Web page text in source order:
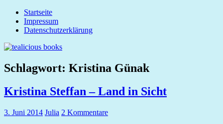
Zum
Inhalt
springen
tealicious
books
Startseite
Impressum
Datenschutzerklärung
Schlagwort: Kristina Günak
Kristina Steffan – Land in Sicht
3. Juni 2014 Julia 2 Kommentare